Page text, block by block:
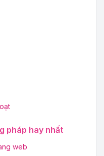
pháp hay nhất
web